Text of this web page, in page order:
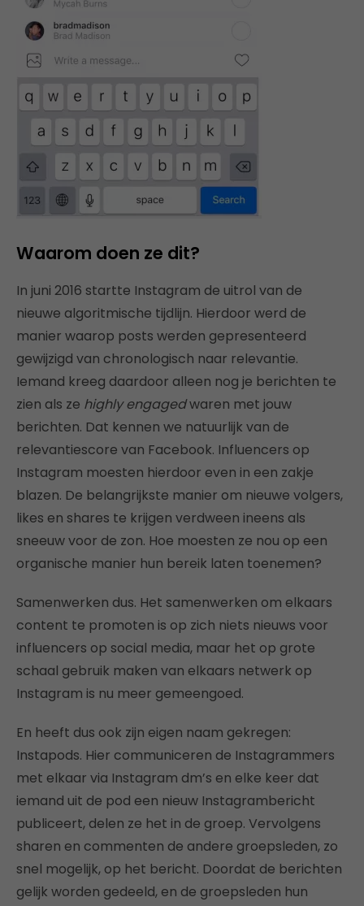
Waarom doen ze dit?
In juni 2016 startte Instagram de uitrol van de
nieuwe algoritmische tijdlijn. Hierdoor werd de
manier waarop posts werden gepresenteerd
gewijzigd van chronologisch naar relevantie.
Iemand kreeg daardoor alleen nog je berichten te
zien als ze highly engagedwaren met jouw
berichten. Dat kennen we natuurlijk van de
relevantiescore van Facebook. Influencers op
Instagram moesten hierdoor even in een zakje
blazen. De belangrijkste manier om nieuwe volgers,
likes en shares te krijgen verdween ineens als
sneeuw voor de zon. Hoe moesten ze nou op een
organische manier hun bereik laten toenemen?
Samenwerken dus. Het samenwerken om elkaars
content te promoten is op zich niets nieuws voor
influencers op social media, maar het op grote
schaal gebruik maken van elkaars netwerk op
Instagram is nu meer gemeengoed.
En heeft dus ook zijn eigen naam gekregen:
Instapods. Hier communiceren de Instagrammers
met elkaar via Instagram dm’s en elke keer dat
iemand uit de pod een nieuw Instagrambericht
publiceert, delen ze het in de groep. Vervolgens
sharen en commenten de andere groepsleden, zo
snel mogelijk, op het bericht. Doordat de berichten
gelijk worden gedeeld, en de groepsleden hun